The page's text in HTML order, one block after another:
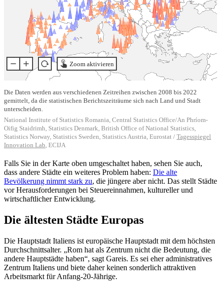
Falls Sie in der Karte oben umgeschaltet haben, sehen Sie auch,
dass andere Städte ein weiteres Problem haben: Die alte
Bevölkerung nimmt stark zu, die jüngere aber nicht. Das stellt Städte
vor Herausforderungen bei Steuereinnahmen, kultureller und
wirtschaftlicher Entwicklung.
Die ältesten Städte Europas
Die Hauptstadt Italiens ist europäische Hauptstadt mit dem höchsten
Durchschnittsalter. „Rom hat als Zentrum nicht die Bedeutung, die
andere Hauptstädte haben“, sagt Gareis. Es sei eher administratives
Zentrum Italiens und biete daher keinen sonderlich attraktiven
Arbeitsmarkt für Anfang-20-Jährige.